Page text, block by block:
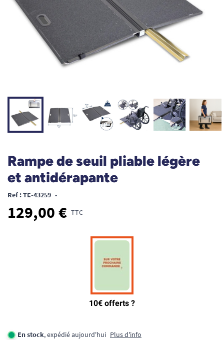
Rampe de seuil pliable légère
et antidérapante
Ref : TE-43259 •
129,00 € TTC
En stock, expédié aujourd'hui Plus d'info